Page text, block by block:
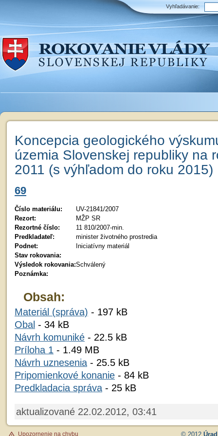
Vyhľadávanie:
Koncepcia geologického
územia Slovenskej republiky na
2011 (s výhľadom do roku 2015)
69
Číslo materiálu:
UV-21841/2007
Rezort:
MŽP SR
Rezortné číslo:
11 810/2007-min.
Predkladateľ:
minister životného prostredia
Podnet:
Iniciatívny materiál
Stav rokovania:
Výsledok rokovania:Schválený
Poznámka:
Obsah:
Materiál (správa) - 197 kB
Obal - 34 kB
Návrh komuniké - 22.5 kB
Príloha 1 - 1.49 MB
Návrh uznesenia - 25.5 kB
Pripomienkové konanie - 84 kB
Predkladacia správa - 25 kB
aktualizované 22.02.2012, 03:41
Upozornenie na chybu © 2012